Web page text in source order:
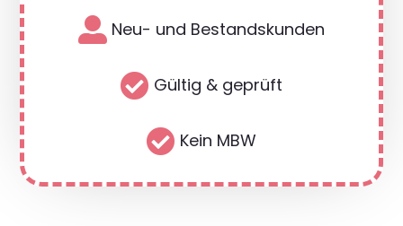
 Neu- und Bestandskunden
 Gültig & geprüft
 Kein MBW